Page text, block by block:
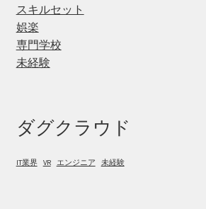
スキルセット
娯楽
専門学校
未経験
ダグクラウド
IT業界 VR エンジニア 未経験